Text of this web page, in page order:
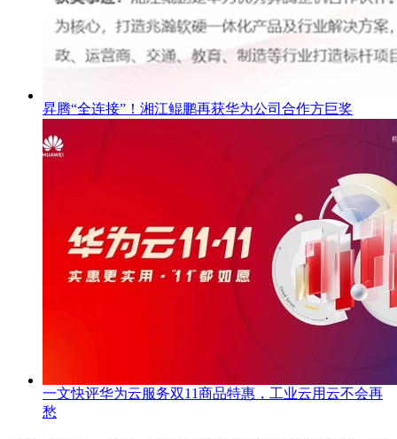
昇腾“全连接”！湘江鲲鹏再获华为公司合作方巨奖
一文快评华为云服务双11商品特惠，工业云用云不会再
愁